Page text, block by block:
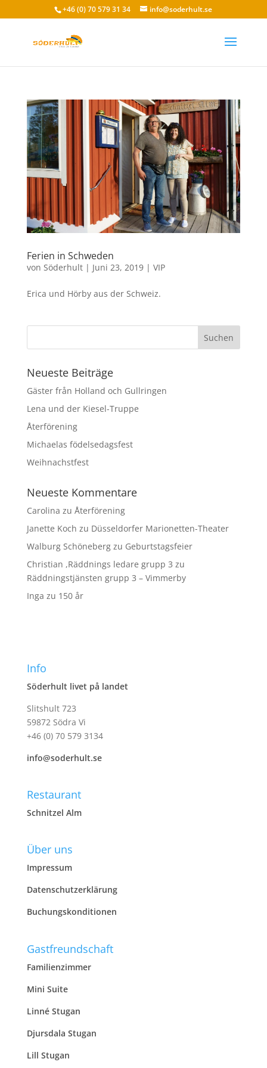
+46 (0) 70 579 31 34 info@soderhult.se
Ferien in Schweden
von Söderhult| Juni 23, 2019| VIP
Erica und Hörby aus der Schweiz.
Neueste Beiträge
Gäster från Holland och Gullringen
Lena und der Kiesel-Truppe
Återförening
Michaelas födelsedagsfest
Weihnachstfest
Neueste Kommentare
Carolina zu Återförening
Janette Koch zu Düsseldorfer Marionetten-Theater
Walburg Schönebergzu Geburtstagsfeier
Christian ,Räddnings ledare grupp 3 zu
Räddningstjänsten grupp 3 – Vimmerby
Inga zu 150 år
Info
Söderhult livet på landet
Slitshult 723
59872 Södra Vi
+46 (0) 70 579 3134
info@soderhult.se
Restaurant
Schnitzel Alm
Über uns
Impressum
Datenschutzerklärung
Buchungskonditionen
Gastfreundschaft
Familienzimmer
Mini Suite
Linné Stugan
Djursdala Stugan
Lill Stugan